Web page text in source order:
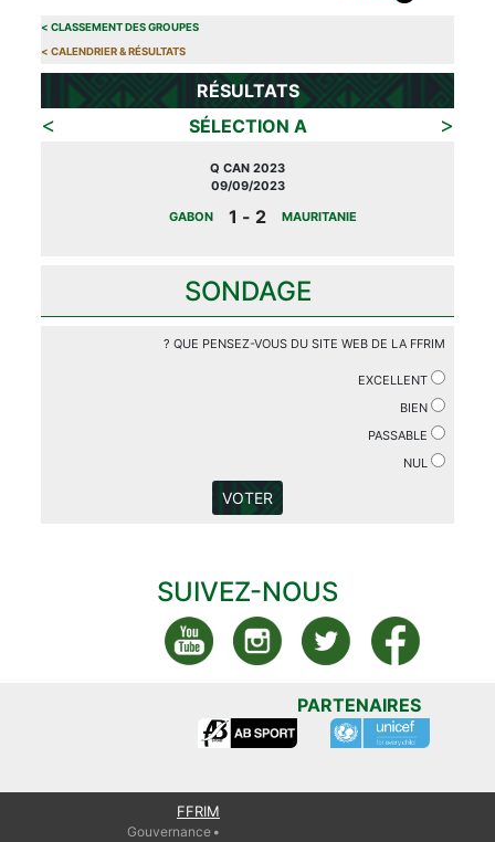
CLASSEMENT DES GROUPES
>
CALENDRIER & RÉSULTATS
>
RÉSULTATS
<
SÉLECTION A
>
Q CAN 2023
09/09/2023
MAURITANIE
2 - 1
GABON
SONDAGE
QUE PENSEZ-VOUS DU SITE WEB DE LA FFRIM ?
EXCELLENT
BIEN
VOTER
SUIVEZ-NOUS
PARTENAIRES
FFRIM
Gouvernance